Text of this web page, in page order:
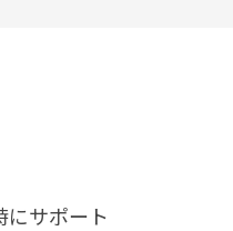
サポート